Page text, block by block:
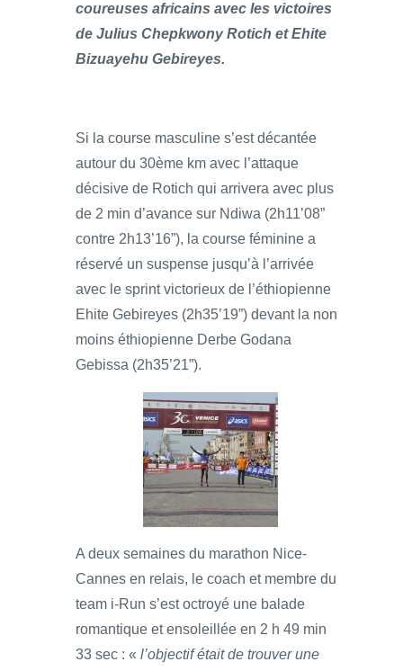
coureuses africains avec les victoires
de Julius Chepkwony Rotich et Ehite
Bizuayehu Gebireyes.
Si la course masculine s’est décantée
autour du 30ème km avec l’attaque
décisive de Rotich qui arrivera avec plus
de 2 min d’avance sur Ndiwa (2h11’08”
contre 2h13’16”), la course féminine a
réservé un suspense jusqu’à l’arrivée
avec le sprint victorieux de l’éthiopienne
Ehite Gebireyes (2h35’19”) devant la non
moins éthiopienne Derbe Godana
Gebissa (2h35’21”).
A deux semaines du marathon Nice-
Cannes en relais, le coach et membre du
team i-Run s’est octroyé une balade
romantique et ensoleillée en 2 h 49 min
33 sec : « l’objectif était de trouver une